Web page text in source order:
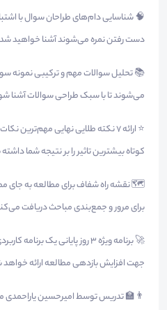
🧠 شناسایی دام‌های طراحان سوال با
دست رفتن نمره می‌شوند آشنا خواهید
📚 تحلیل سوالات مهم و ترکیبی نمونه
می‌شوند تا با سبک طراحی سوالات آشنا
⭐ ارائه ۷ نکته طلایی نهایی
کوتاه بیشترین تاثیر را بر نتیجه شما
🗺️ نقشه راه شفاف برای مطالعه به جای
برای مرور و جمع‌بندی مباحث دریافت
🚀 برنامه ویژه ۳ روز پایانی یک
جهت افزایش بازدهی مطالعه ارائه
👨‍🏫 تدریس توسط امیرحسین